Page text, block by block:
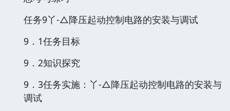
任务9丫-△降压起动控制电路的安装与调试
9．1任务目标
9．2知识探究
9．3任务实施：丫-△降压起动控制电路的安装与
调试